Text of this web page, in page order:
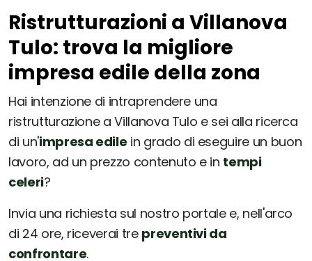
Ristrutturazioni a Villanova
Tulo: trova la migliore
impresa edile della zona
Hai intenzione di intraprendere una
ristrutturazione a Villanova Tulo e sei alla ricerca
di un'impresa edile in grado di eseguire un buon
lavoro, ad un prezzo contenuto e in tempi
celeri?
Invia una richiesta sul nostro portale e, nell'arco
di 24 ore, riceverai tre preventivi da
confrontare.